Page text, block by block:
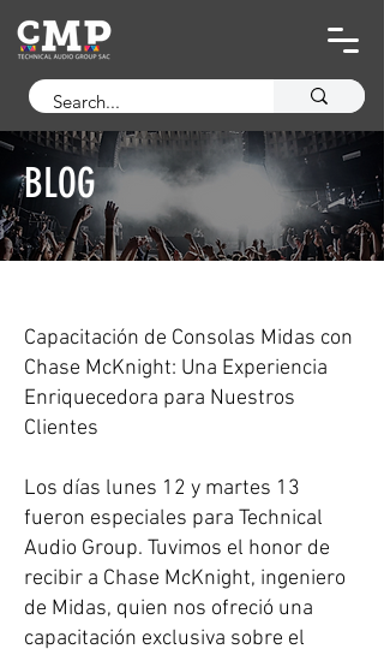
BLOG
Capacitación de Consolas Midas con
Chase McKnight: Una Experiencia
Enriquecedora para Nuestros
Clientes
Los días lunes 12 y martes 13
fueron especiales para Technical
Audio Group. Tuvimos el honor de
recibir a Chase McKnight, ingeniero
de Midas, quien nos ofreció una
capacitación exclusiva sobre el